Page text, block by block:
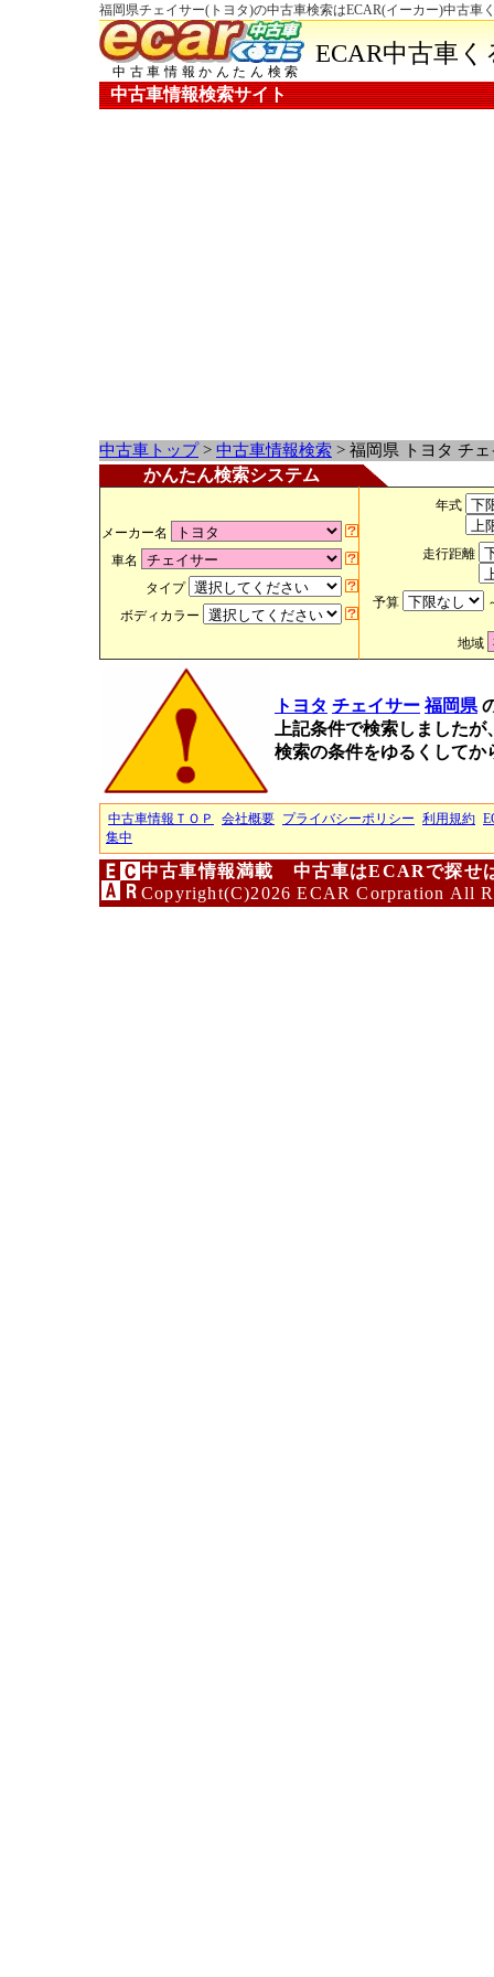
福岡県チェイサー(トヨタ)の中古車検索はECAR(イーカー)中古車
中古車情報かんたん検索
ECAR中古車
中古車情報検索サイト
中古車トップ> 中古車情報検索 > 福岡県 トヨタ チ
かんたん検索システム
メーカー名
車名
タイプ
ボディカラー
年式
走行距離
予算
地域
トヨタ チェイサー 福岡県
上記条件で検索しました
検索の条件をゆるくして
中古車情報ＴＯＰ 会社概要 プライバシーポリシー 利用規約
集中
中古車情報満載 中古車はECARで探せ
Copyright(C)2026 ECAR Corpration All